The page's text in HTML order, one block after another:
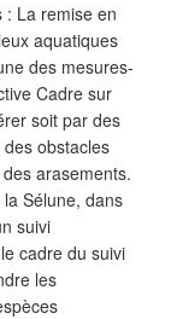
: La remise en
aquatiques
des mesures-
Cadre sur
soit par des
obstacles
arasements.
Sélune, dans
suivi
cadre du suivi
les